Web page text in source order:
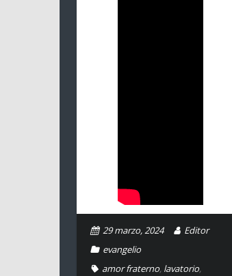
29 marzo, 2024
Editor
evangelio
amor fraterno, lavatorio,